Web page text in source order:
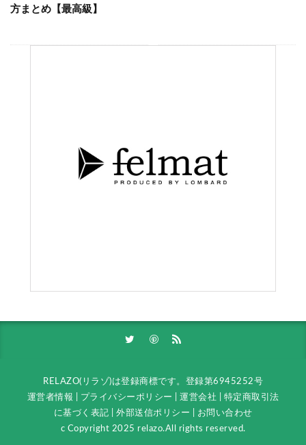
方まとめ【最高級】
RELAZO(リラゾ)は登録商標です。 登録第6945252号
運営者情報
プライバシーポリシー 運営会社
特定商取引法
に基づく表記
外部送信ポリシー
お問い合わせ
c Copyright 2025 relazo.All rights reserved.